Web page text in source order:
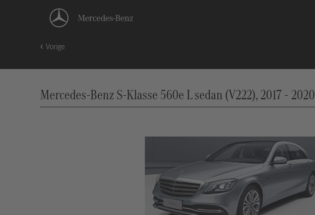
Vorige
Mercedes-Benz S-Klasse 560e L sedan (V222), 2017 - 2020